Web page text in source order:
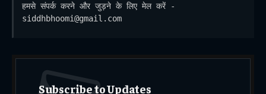
हमसे संपर्क करने और जुड़ने के लिए मेल करें -
siddhbhoomi@gmail.com
Subscribe to Updates